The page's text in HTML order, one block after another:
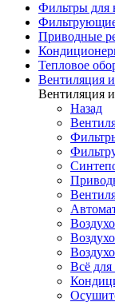
Фильтры для
Приводные
Тепловое
Вентиляция
Вентиляция
Назад
Всё